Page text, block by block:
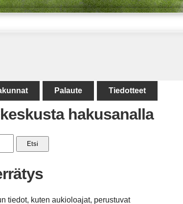
Palaute Tiedotteet
hakusanalla
Etsi
tiedot, kuten aukioloajat, perustuvat